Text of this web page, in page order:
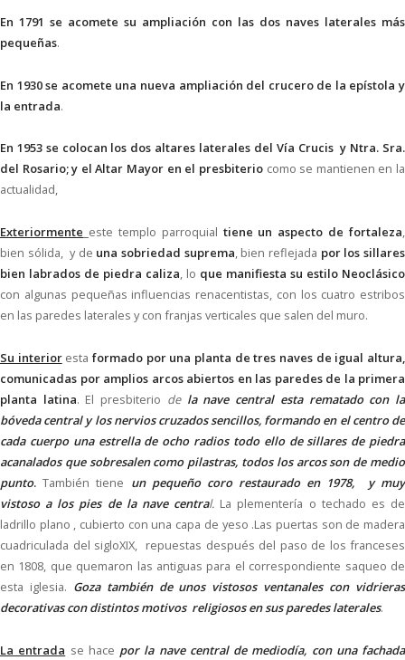
En 1791 se acomete su ampliación con las dos naves laterales más
pequeñas.
En 1930 se acomete una nueva ampliación del crucero de la epístola y
la entrada.
En 1953 se colocan los dos altares laterales del Vía Crucis y Ntra. Sra.
del Rosario; y el Altar Mayor en el presbiteriocomo se mantienen en la
actualidad,
Exteriormente este templo parroquial tiene un aspecto de fortaleza,
bien sólida, y de una sobriedad suprema, bien reflejada por los sillares
bien labrados de piedra caliza, lo que manifiesta su estilo Neoclásico
con algunas pequeñas influencias renacentistas, con los cuatro estribos
en las paredes laterales y con franjas verticales que salen del muro.
Su interiorestaformado por una planta de tres naves de igual altura,
comunicadas por amplios arcos abiertos en las paredes de la primera
planta latina. El presbiterio de la nave central esta rematado con la
bóveda central y los nervios cruzados sencillos, formando en el centro de
cada cuerpo una estrella de ocho radios todo ello de sillares de piedra
acanalados que sobresalen como pilastras, todos los arcos son de medio
punto. También tiene un pequeño coro restaurado en 1978, y muy
vistoso a los pies de la nave central. La plementería o techado es de
ladrillo plano , cubierto con una capa de yeso .Las puertas son de madera
cuadriculada del sigloXIX, repuestas después del paso de los franceses
en 1808, que quemaron las antiguas para el correspondiente saqueo de
esta iglesia. Goza también de unos vistosos ventanales con vidrieras
decorativas con distintos motivos religiosos en sus paredes laterales.
La entrada se hace por la nave central de mediodía, con una fachada